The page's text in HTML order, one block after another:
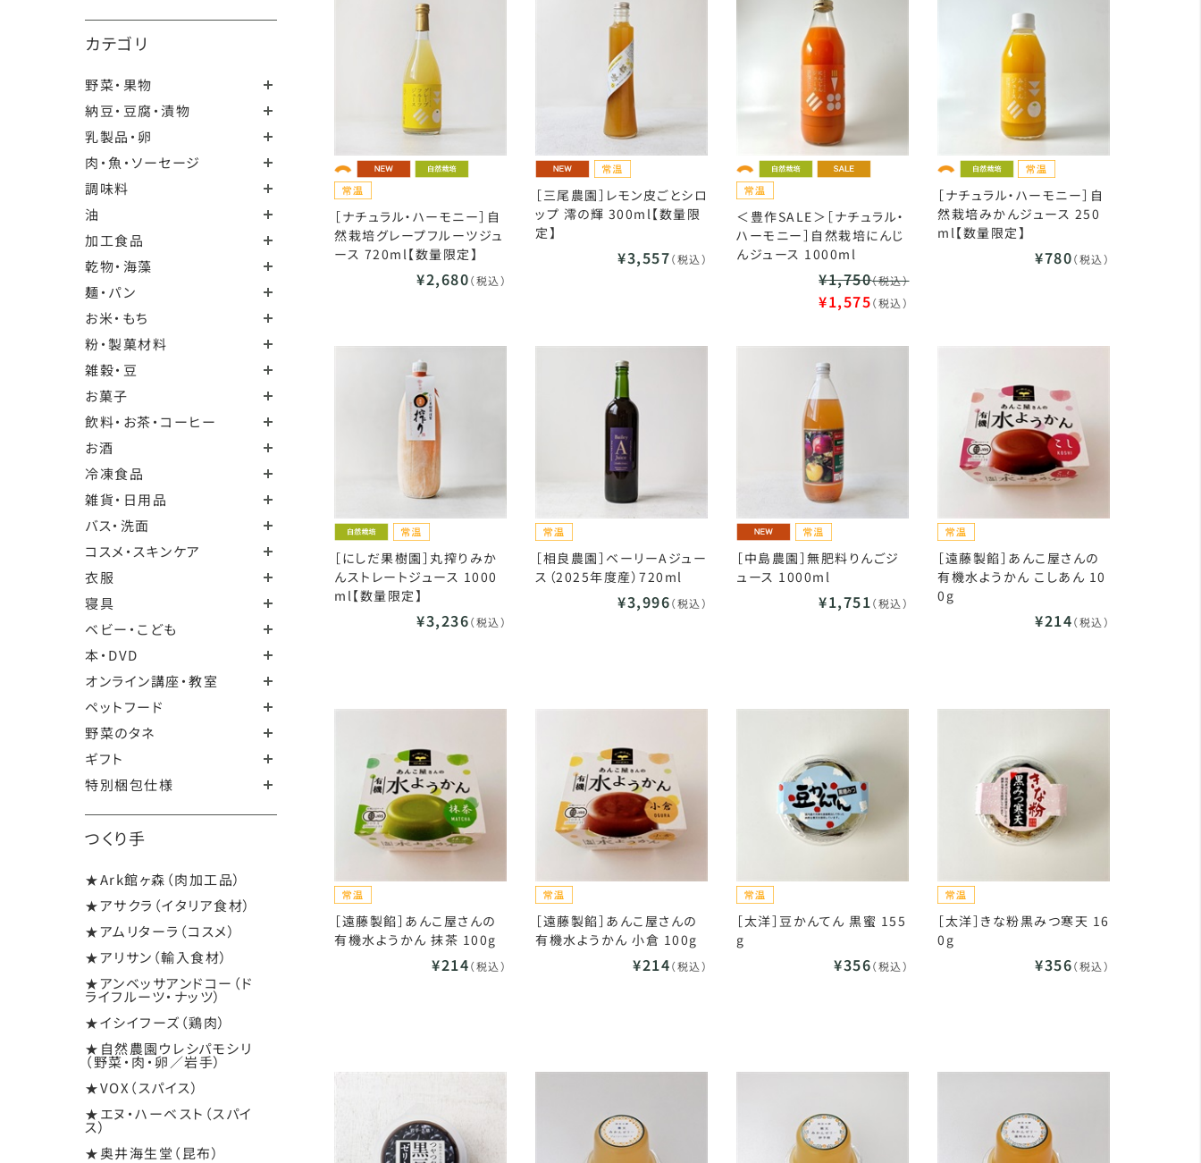
カテゴリ
野菜・果物
納豆・豆腐・漬物
乳製品・卵
肉・魚・ソーセージ
調味料
油
加工食品
乾物・海藻
麺・パン
お米・もち
粉・製菓材料
雑穀・豆
お菓子
飲料・お茶・コーヒー
お酒
冷凍食品
雑貨・日用品
バス・洗面
コスメ・スキンケア
衣服
寝具
ベビー・こども
本・DVD
オンライン講座・教室
ペットフード
野菜のタネ
ギフト
特別梱包仕様
つくり手
★Ark館ヶ森（肉加工品）
★アサクラ（イタリア食材）
★アムリターラ（コスメ）
★アリサン（輸入食材）
★アンベッサアンドコー（ド
ライフルーツ・ナッツ）
★イシイフーズ（鶏肉）
★自然農園ウレシパモシリ
（野菜・肉・卵／岩手）
★VOX（スパイス）
★エヌ・ハーベスト（スパイ
ス）
★奥井海生堂（昆布）
［ナチュラル・ハーモニー］自
然栽培グレープフルーツジュ
ース 720ml【数量限定】
¥2,680（税込）
［三尾農園］レモン皮ごとシロ
ップ 澪の輝 300ml【数量限
定】
¥3,557（税込）
＜豊作SALE＞［ナチュラル・
ハーモニー］自然栽培にんじ
んジュース 1000ml
¥1,750（税込）
¥1,575（税込）
［ナチュラル・ハーモニー］自
然栽培みかんジュース 250
ml【数量限定】
¥780（税込）
［にしだ果樹園］丸搾りみか
んストレートジュース 1000
ml【数量限定】
¥3,236（税込）
［相良農園］ベーリーAジュー
ス（2025年度産）720ml
¥3,996（税込）
［中島農園］無肥料りんごジ
ュース 1000ml
¥1,751（税込）
［遠藤製餡］あんこ屋さんの
有機水ようかん こしあん 10
0g
¥214（税込）
［遠藤製餡］あんこ屋さんの
有機水ようかん 抹茶 100g
¥214（税込）
［遠藤製餡］あんこ屋さんの
有機水ようかん 小倉 100g
¥214（税込）
［太洋］豆かんてん 黒蜜 155
g
¥356（税込）
［太洋］きな粉黒みつ寒天 16
0g
¥356（税込）